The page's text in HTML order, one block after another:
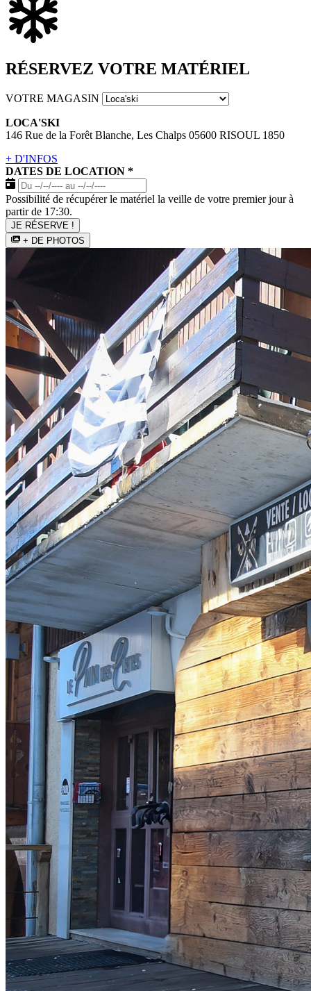
RÉSERVEZ VOTRE MATÉRIEL
VOTRE MAGASIN
LOCA'SKI
146 Rue de la Forêt Blanche, Les Chalps 05600 RISOUL 1850
+ D'INFOS
DATES DE LOCATION *
Possibilité de récupérer le matériel la veille de votre premier jour à
partir de 17:30.
JE RÉSERVE !
+ DE PHOTOS